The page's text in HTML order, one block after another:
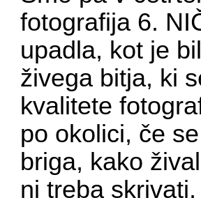
fotografija 6.
upadla, kot je
živega bitja, ki
kvalitete
po okolici, če
briga, kako
ni treba